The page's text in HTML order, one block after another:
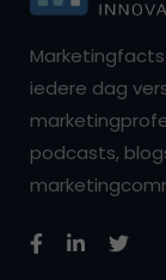
iedere dag
podcasts,